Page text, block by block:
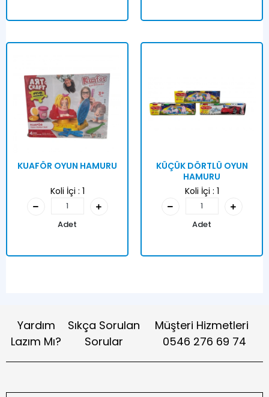
KUAFÖR OYUN HAMURU
Koli İçi : 1
Adet
KÜÇÜK DÖRTLÜ OYUN
HAMURU
Koli İçi : 1
Adet
Yardım
Lazım Mı?
Sıkça Sorulan
Sorular
Müşteri Hizmetleri
0546 276 69 74